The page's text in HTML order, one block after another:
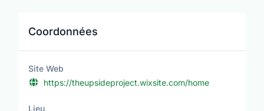
Coordonnées
Site Web
https://theupsideproject.wixsite.com/home
Lieu